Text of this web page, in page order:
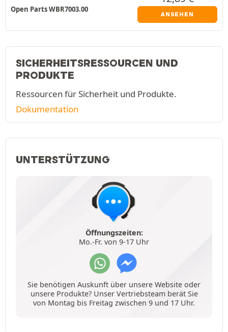
Open Parts WBR7003.00
ANSEHEN
SICHERHEITSRESSOURCEN UND
PRODUKTE
Ressourcen für Sicherheit und Produkte.
Dokumentation
UNTERSTÜTZUNG
Öffnungszeiten:
Mo.-Fr. von 9-17 Uhr
Sie benötigen Auskunft über unsere Website oder
unsere Produkte? Unser Vertriebsteam berät Sie
von Montag bis Freitag zwischen 9 und 17 Uhr.